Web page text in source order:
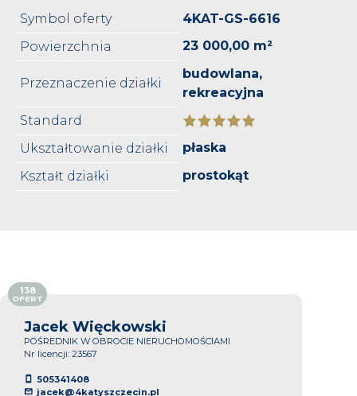
Symbol oferty
4KAT-GS-6616
Powierzchnia
23 000,00 m²
Przeznaczenie działki
budowlana,
rekreacyjna
Standard
Ukształtowanie działki
płaska
Kształt działki
prostokąt
Jacek Więckowski
POŚREDNIK W OBROCIE NIERUCHOMOŚCIAMI
Nr licencji: 23567
505341408
jacek@4katyszczecin.pl
138
OFERT